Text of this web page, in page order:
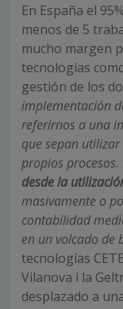
En España el
menos de 5
mucho margen
tecnologías
gestión de los
implementación
referirnos a una
que sepan
propios procesos.
desde la
masivamente o
contabilidad
en un volcado de
tecnologías
Vilanova i la
desplazado a